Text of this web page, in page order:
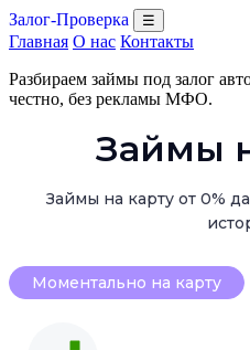
Залог-Проверка ☰
Главная О нас Контакты
Разбираем займы под залог
честно, без рекламы МФО.
Займы
Займы на карту от 0%
Моментально на карту